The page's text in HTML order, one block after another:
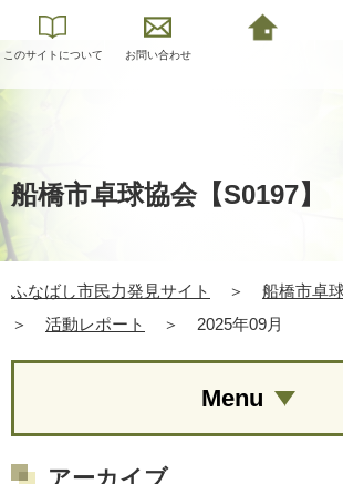
このサイトについて お問い合わせ
船橋市卓球協会【S0197】
ふなばし市民力発見サイト ＞
船橋市卓
＞
活動レポート ＞ 2025年09月
Menu
アーカイブ